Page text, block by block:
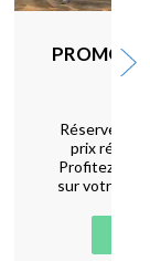
Réservez
prix réduit
Profitez de -
sur votre